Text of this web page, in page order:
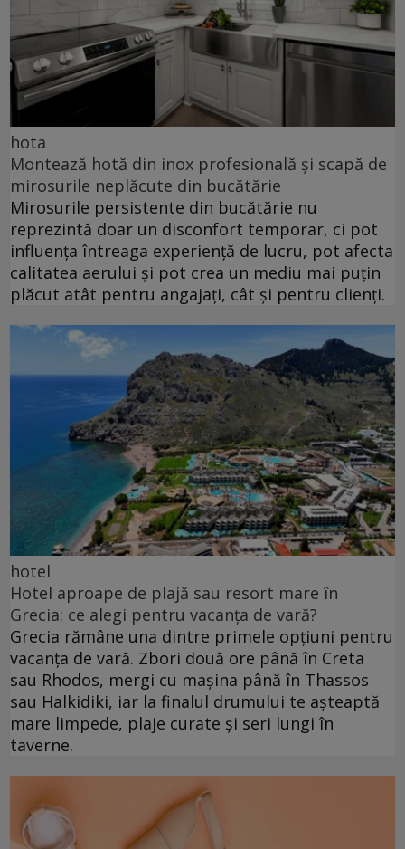
hota
Montează hotă din inox profesională și scapă de
mirosurile neplăcute din bucătărie
Mirosurile persistente din bucătărie nu
reprezintă doar un disconfort temporar, ci pot
influența întreaga experiență de lucru, pot afecta
calitatea aerului și pot crea un mediu mai puțin
plăcut atât pentru angajați, cât și pentru clienți.
hotel
Hotel aproape de plajă sau resort mare în
Grecia: ce alegi pentru vacanța de vară?
Grecia rămâne una dintre primele opțiuni pentru
vacanța de vară. Zbori două ore până în Creta
sau Rhodos, mergi cu mașina până în Thassos
sau Halkidiki, iar la finalul drumului te așteaptă
mare limpede, plaje curate și seri lungi în
taverne.